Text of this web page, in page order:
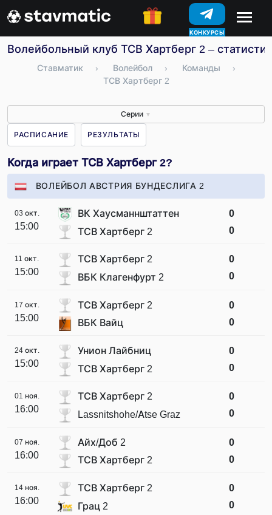
КОНКУРСЫ
Волейбольный клуб ТСВ Хартберг 2 –
Ставматик › Волейбол › Команды
›
ТСВ Хартберг 2
Серии ▼
РАСПИСАНИЕ РЕЗУЛЬТАТЫ
Когда играет ТСВ Хартберг 2?
ВОЛЕЙБОЛ АВСТРИЯ БУНДЕСЛИГА 2
03 окт.
15:00
ВК Хаусманнштаттен
ТСВ Хартберг 2
0
0
11 окт.
15:00
ТСВ Хартберг 2
ВБК Клагенфурт 2
0
0
17 окт.
15:00
ТСВ Хартберг 2
ВБК Вайц
0
0
24 окт.
15:00
Унион Лайбниц
ТСВ Хартберг 2
0
0
01 ноя.
16:00
ТСВ Хартберг 2
Lassnitshohe/Atse Graz
0
0
07 ноя.
16:00
Айх/Доб 2
ТСВ Хартберг 2
0
0
14 ноя.
16:00
ТСВ Хартберг 2
Грац 2
0
0